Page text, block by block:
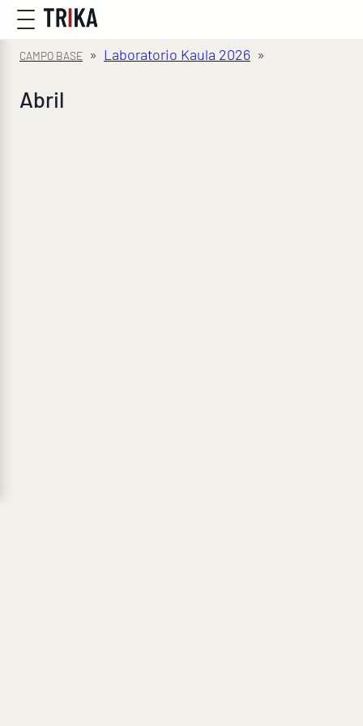
» Laboratorio Kaula 2026 »
Abril